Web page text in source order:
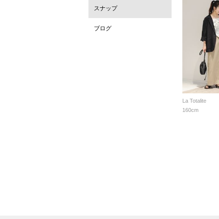
スナップ
ブログ
La Totalite
160cm